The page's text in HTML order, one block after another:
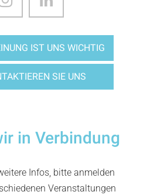
IST UNS WICHTIG
SIE UNS
in Verbindung
Infos, bitte anmelden
Veranstaltungen